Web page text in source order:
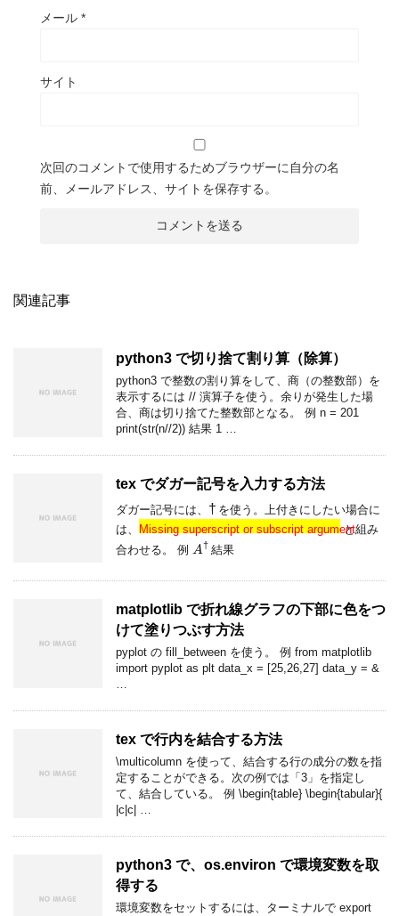
メール *
サイト
次回のコメントで使用するためブラウザーに自分の名
前、メールアドレス、サイトを保存する。
関連記事
python3 で切り捨て割り算（除算）
python3 で整数の割り算をして、商（の整数部）を
表示するには // 演算子を使う。余りが発生した場
合、商は切り捨てた整数部となる。 例 n = 201
print(str(n//2)) 結果 1 …
tex でダガー記号を入力する方法
ダガー記号には、
†
を使う。上付きにしたい場合に
は、 Missing superscript or subscript argument
Missing superscript or subscript argument
と組み
合わせる。 例
A†
結果
matplotlib で折れ線グラフの下部に色をつ
けて塗りつぶす方法
pyplot の fill_between を使う。 例 from matplotlib
import pyplot as plt data_x = [25,26,27] data_y = &
…
tex で行内を結合する方法
\multicolumn を使って、結合する行の成分の数を指
定することができる。次の例では「3」を指定し
て、結合している。 例 \begin{table} \begin{tabular}{
|c|c| …
python3 で、os.environ で環境変数を取
得する
環境変数をセットするには、ターミナルで export